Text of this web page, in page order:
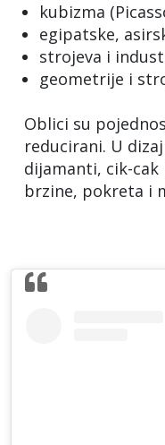
kubizma
egipatske,
strojeva i
geometrije i
Oblici su
reducirani. U
dijamanti, cik-
brzine, pokreta i